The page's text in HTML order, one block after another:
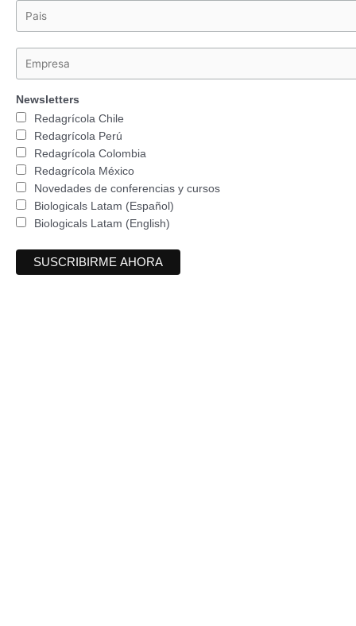
Newsletters
Redagrícola Chile
Redagrícola Perú
Redagrícola Colombia
Redagrícola México
Novedades de conferencias y cursos
Biologicals Latam (Español)
Biologicals Latam (English)